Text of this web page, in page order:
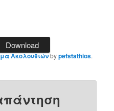
Download
Ακολουθιώνbypefstathios.